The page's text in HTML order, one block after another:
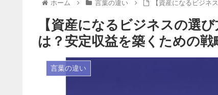
ホーム 言葉の違い 【資産になるビジネ
【資産になるビジネスの選
は？安定収益を築くための戦
言葉の違い